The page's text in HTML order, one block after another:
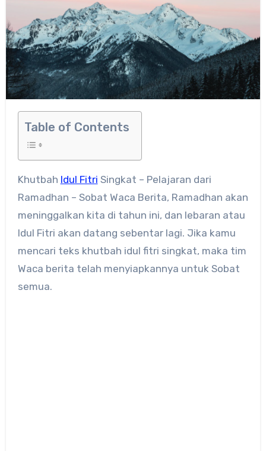
Table of Contents
Khutbah Idul Fitri Singkat – Pelajaran dari
Ramadhan – Sobat Waca Berita, Ramadhan akan
meninggalkan kita di tahun ini, dan lebaran atau
Idul Fitri akan datang sebentar lagi. Jika kamu
mencari teks khutbah idul fitri singkat, maka tim
Waca berita telah menyiapkannya untuk Sobat
semua.